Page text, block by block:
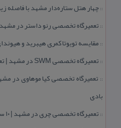
::چهار هتل‌ ستاره‌دار مشهد با فاصله زیر 5 دقیقه تا
:: تعمیرگاه تخصصی رنو داستر در مشهد | ۱۰ سال تجربه و امداد
:: مقایسه تویوتا كمری هیبرید و
:: تعمیرگاه تخصصی SWM در مشهد | تعمیر موتور، گیربكس و عیب‌یابی برق
:: تعمیرگاه تخصصی كیا موهاوی در
بادی
:: تعمیرگاه تخصصی چری در مشهد | ۱۰ سال تجربه و امداد خودرو